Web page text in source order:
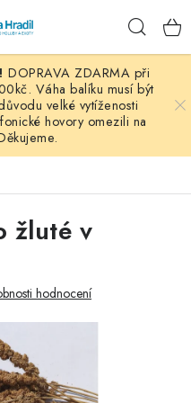
DOPRAVA ZDARMA při
Váha balíku musí být
velké vytíženosti
hovory omezili na
žluté v
hodnocení